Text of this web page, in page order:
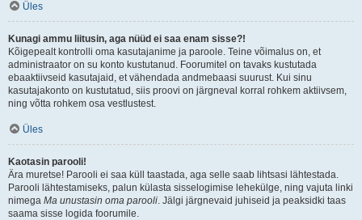
Üles
Kunagi ammu liitusin, aga nüüd ei saa enam sisse?!
Kõigepealt kontrolli oma kasutajanime ja paroole. Teine võimalus on, et
administraator on su konto kustutanud. Foorumitel on tavaks kustutada
ebaaktiivseid kasutajaid, et vähendada andmebaasi suurust. Kui sinu
kasutajakonto on kustutatud, siis proovi on järgneval korral rohkem aktiivsem,
ning võtta rohkem osa vestlustest.
Üles
Kaotasin parooli!
Ära muretse! Parooli ei saa küll taastada, aga selle saab lihtsasi lähtestada.
Parooli lähtestamiseks, palun külasta sisselogimise lehekülge, ning vajuta linki
nimega Ma unustasin oma parooli. Jälgi järgnevaid juhiseid ja peaksidki taas
saama sisse logida foorumile.